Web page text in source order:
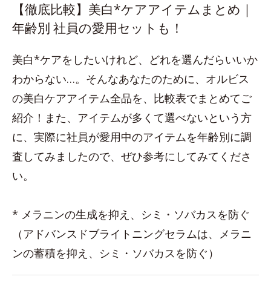
【徹底比較】美白*ケアアイテムまとめ｜
年齢別 社員の愛用セットも！
美白*ケアをしたいけれど、どれを選んだらいいか
わからない…。そんなあなたのために、オルビス
の美白ケアアイテム全品を、比較表でまとめてご
紹介！また、アイテムが多くて選べないという方
に、実際に社員が愛用中のアイテムを年齢別に調
査してみましたので、ぜひ参考にしてみてくださ
い。
* メラニンの生成を抑え、シミ・ソバカスを防ぐ
（アドバンスドブライトニングセラムは、メラニ
ンの蓄積を抑え、シミ・ソバカスを防ぐ）